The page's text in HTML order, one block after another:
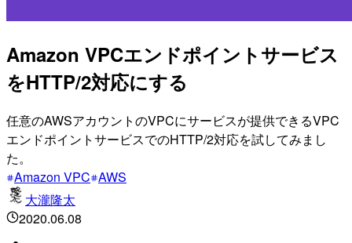
Amazon VPCエンドポイントサービス
をHTTP/2対応にする
任意のAWSアカウントのVPCにサービスが提供できるVPC
エンドポイントサービスでのHTTP/2対応を試してみまし
た。
Amazon VPC AWS
大瀧隆太
2020.06.08